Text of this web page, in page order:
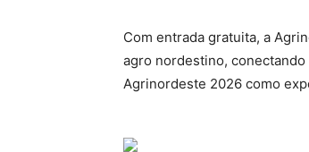
Com entrada gratuita, a
agro nordestino,
Agrinordeste 2026 como